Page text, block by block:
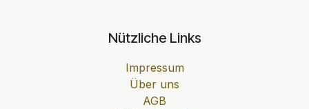
Nützliche Links
Impressum
Über uns
AGB